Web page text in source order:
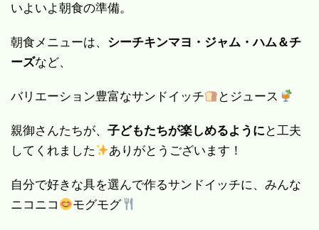
いよいよ朝食の準備。
朝食メニューは、 シーチキンマヨ・ジャム・ハム＆チ
ーズなど、
バリエーション豊富なサンドイッチ とジュース
親御さんたちが、 子どもたちが楽しめるように と工夫
してくれました
ありがとうございます！
自分で好きな具を選んで作るサンドイッチに、みんな
ニコニコ
モグモグ